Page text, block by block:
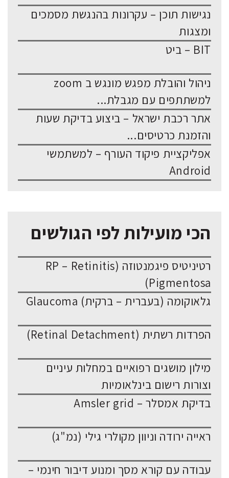
נגישות תוכן – עקרונות בהנגשת מסמכים
ומצגות
BIT – ביט
ניהול והובלת מפגש מונגש ב zoom
למשתתפים עם מגבלת...
אתר רכבת ישראל – ביצוע בדיקת שעות
והזמנת כרטיסים...
אפליקציית פיקוד העורף – למשתמשי
Android
הכי מועילות לפי הגולשים
רטיניטיס פיגמנטוזה (RP – Retinitis
Pigmentosa)
גלאוקומה (בעברית – ברקית) Glaucoma
הפרדות רשתית (Retinal Detachment)
מילון מושגים רפואיים במחלות עיניים
וצורות רישום בינלאומיות
בדיקת אמסלר – Amsler grid
ראייה ירודה וניוון מקולרי גילי (נמ"ג)
עבודה עם קורא מסך ומנוע דיבור חינמי –